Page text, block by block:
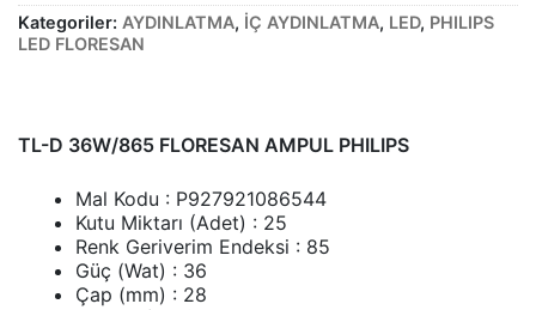
Kategoriler: AYDINLATMA, İÇ AYDINLATMA, LED, PHILIPS
LED FLORESAN
TL-D 36W/865 FLORESAN AMPUL PHILIPS
Mal Kodu : P927921086544
Kutu Miktarı (Adet) : 25
Renk Geriverim Endeksi : 85
Güç (Wat) : 36
Çap (mm) : 28